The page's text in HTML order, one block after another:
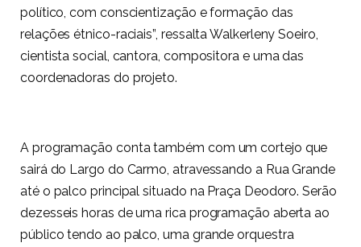
político, com conscientização e formação das
relações étnico-raciais”, ressalta Walkerleny Soeiro,
cientista social, cantora, compositora e uma das
coordenadoras do projeto.
A programação conta também com um cortejo que
sairá do Largo do Carmo, atravessando a Rua Grande
até o palco principal situado na Praça Deodoro. Serão
dezesseis horas de uma rica programação aberta ao
público tendo ao palco, uma grande orquestra